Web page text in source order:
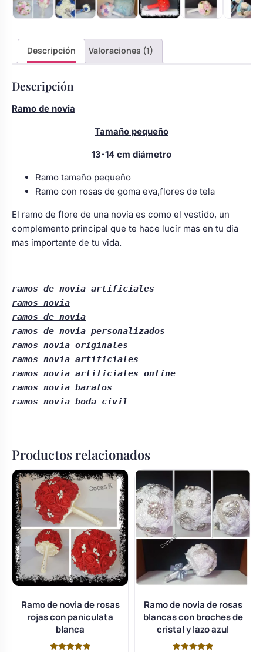
cantidad
Descripción Valoraciones (1)
Descripción
Ramo de novia
Tamaño pequeño
13-14 cm diámetro
Ramo tamaño pequeño
Ramo con rosas de goma eva,flores de tela
El ramo de flore de una novia es como el vestido, un
complemento principal que te hace lucir mas en tu dia
mas importante de tu vida.
ramos novia
ramos de novia
ramos de novia personalizados
ramos novia originales
ramos novia artificiales
ramos novia artificiales online
ramos novia baratos
ramos novia boda civil
Productos relacionados
Ramo de novia de rosas
rojas con paniculata
blanca
Ramo de novia de rosas
blancas con broches de
cristal y lazo azul